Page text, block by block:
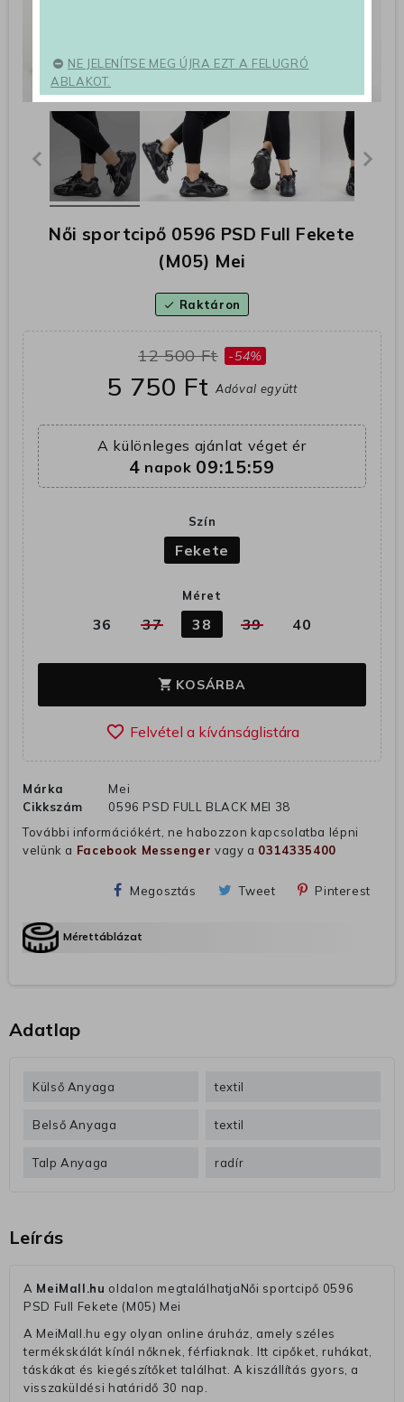
Női sportcipő 0596 PSD Full Fekete
(M05) Mei
check Raktáron
12 500 Ft -54%
5 750 FtAdóval együtt
A különleges ajánlat véget ér
4 napok 09:15:58
Szín
Fekete
Méret
36 37 38 39 40
shopping_cart KOSÁRBA
favorite_border
Márka
Mei
Cikkszám
0596 PSD FULL BLACK MEI 38
További információkért, ne habozzon kapcsolatba lépni
velünk a Facebook Messenger vagy a 0314335400
Megosztás Tweet Pinterest
Mérettáblázat
Adatlap
Külső Anyaga textil
Belső Anyaga textil
Talp Anyaga radír
Leírás
A MeiMall.hu oldalon megtalálhatjaNői sportcipő 0596
PSD Full Fekete (M05) Mei
A MeiMall.hu egy olyan online áruház, amely széles
termékskálát kínál nőknek, férfiaknak. Itt cipőket, ruhákat,
táskákat és kiegészítőket találhat. A kiszállítás gyors, a
visszaküldési határidő 30 nap.
NE JELENÍTSE MEG ÚJRA EZT A FELUGRÓ
ABLAKOT.